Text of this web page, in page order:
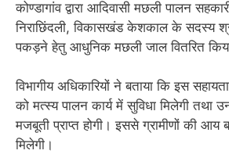
कोण्डागांव द्वारा आदिवासी मछली पालन
निराछिंदली, विकासखंड केशकाल के सदस्य
पकड़ने हेतु आधुनिक मछली जाल वितरित
विभागीय अधिकारियों ने बताया कि इस
को मत्स्य पालन कार्य में सुविधा मिलेगी तथा
मजबूती प्राप्त होगी। इससे ग्रामीणों की आय
मिलेगी।